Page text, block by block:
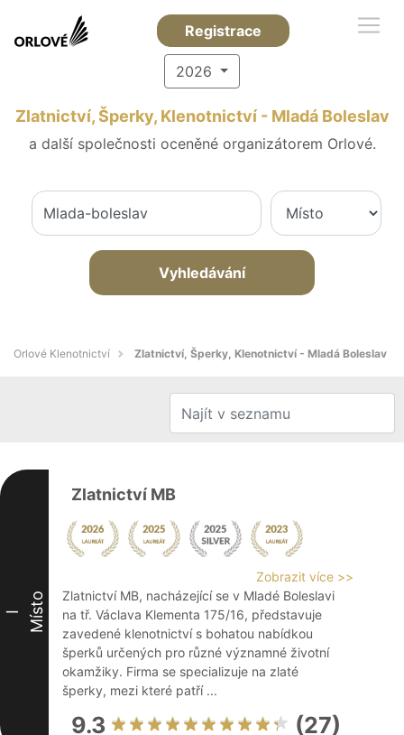
Registrace
2026
Zlatnictví, Šperky, Klenotnictví - Mladá Boleslav
a další společnosti oceněné organizátorem Orlové.
Vyhledávání
Orlové Klenotnictví Zlatnictví, Šperky, Klenotnictví - Mladá Boleslav
I Místo
Zlatnictví MB
Zobrazit více >>
Zlatnictví MB, nacházející se v Mladé Boleslavi
na tř. Václava Klementa 175/16, představuje
zavedené klenotnictví s bohatou nabídkou
šperků určených pro různé významné životní
okamžiky. Firma se specializuje na zlaté
šperky, mezi které patří ...
9.3 (27)